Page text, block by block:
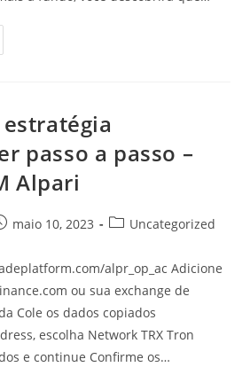
passo a passo –
Alpari
maio 10, 2023
Categoria
post:
Uncategorized
alpr_op_ac Adicione
ou sua exchange de
Cole os dados copiados
escolha Network TRX Tron
e continue Confirme os…